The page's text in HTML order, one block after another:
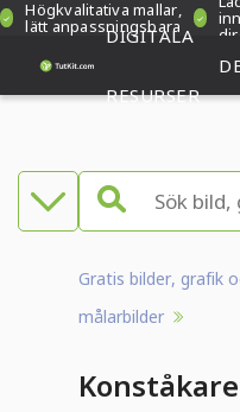
Högkvalitativa mallar,
lätt anpassningsbara
DIGITALA
RESURSER
Gratis bilder, grafik
målarbilder